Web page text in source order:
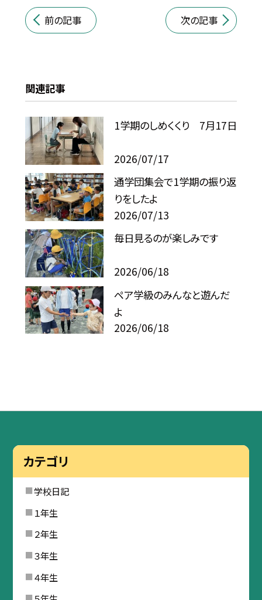
前の記事 次の記事
関連記事
1学期のしめくくり 7月17日
2026/07/17
通学団集会で1学期の振り返
りをしたよ
2026/07/13
毎日見るのが楽しみです
2026/06/18
ペア学級のみんなと遊んだ
よ
2026/06/18
カテゴリ
学校日記
１年生
２年生
３年生
４年生